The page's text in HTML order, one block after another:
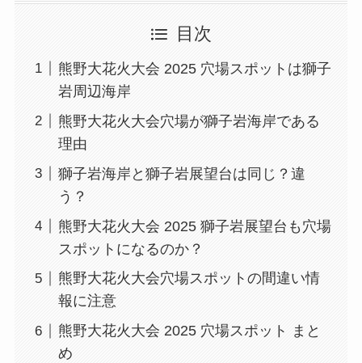
目次
熊野大花火大会 2025 穴場スポットは獅子
岩周辺海岸
熊野大花火大会穴場が獅子岩海岸である
理由
獅子岩海岸と獅子岩展望台は同じ？違
う？
熊野大花火大会 2025 獅子岩展望台も穴場
スポットになるのか？
熊野大花火大会穴場スポットの間違い情
報に注意
熊野大花火大会 2025 穴場スポット まと
め